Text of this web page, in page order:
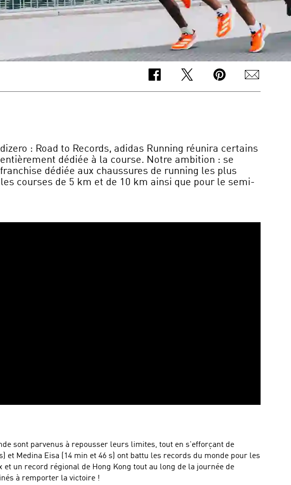
: Road to Records, adidas Running réunira certains
dédiée à la course. Notre ambition : se
dédiée aux chaussures de running les plus
courses de 5 km et de 10 km ainsi que pour le semi-
sont parvenus à repousser leurs limites, tout en s'efforçant de
et Medina Eisa (14 min et 46 s) ont battu les records du monde pour les
un record régional de Hong Kong tout au long de la journée de
à remporter la victoire !